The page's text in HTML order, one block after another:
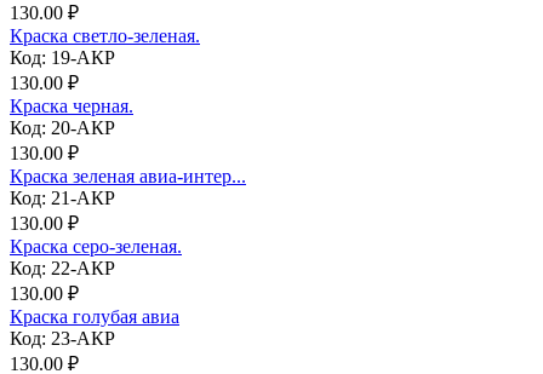
130.00 ₽
Краска светло-зеленая.
Код: 19-АКР
130.00 ₽
Краска черная.
Код: 20-АКР
130.00 ₽
Краска зеленая авиа-интер...
Код: 21-АКР
130.00 ₽
Краска серо-зеленая.
Код: 22-АКР
130.00 ₽
Краска голубая авиа
Код: 23-АКР
130.00 ₽